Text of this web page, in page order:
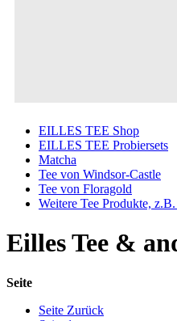
EILLES TEE Shop
EILLES TEE Probiersets
Matcha
Tee von Windsor-Castle
Tee von Floragold
Weitere Tee Produkte,
Eilles Tee &
Seite
Seite Zurück